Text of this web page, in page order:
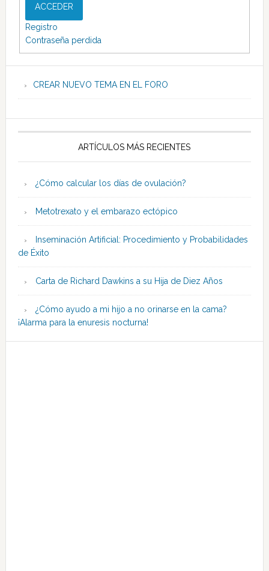
ACCEDER
Registro
Contraseña perdida
CREAR NUEVO TEMA EN EL FORO
ARTÍCULOS MÁS RECIENTES
¿Cómo calcular los días de ovulación?
Metotrexato y el embarazo ectópico
Inseminación Artificial: Procedimiento y Probabilidades
de Éxito
Carta de Richard Dawkins a su Hija de Diez Años
¿Cómo ayudo a mi hijo a no orinarse en la cama?
¡Alarma para la enuresis nocturna!